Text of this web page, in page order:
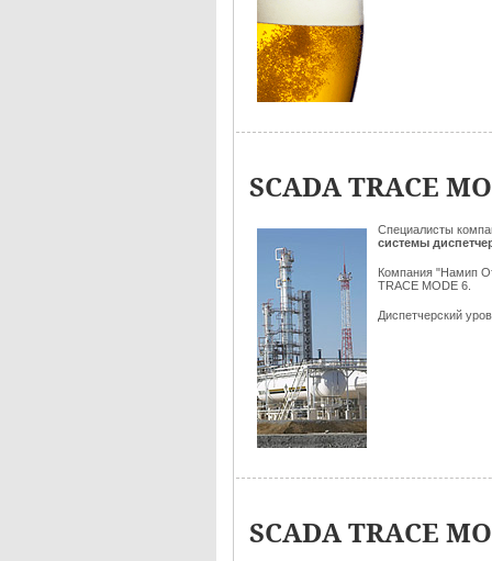
SCADA TRACE
Специалисты
системы
Компания "Намип
TRACE MODE 6.
Диспетчерский
SCADA TRACE